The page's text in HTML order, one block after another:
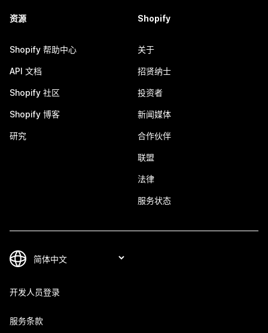
资源
Shopify 帮助中心
API 文档
Shopify 社区
Shopify 博客
研究
Shopify
关于
招贤纳士
投资者
新闻媒体
合作伙伴
联盟
法律
服务状态
开发人员登录
服务条款